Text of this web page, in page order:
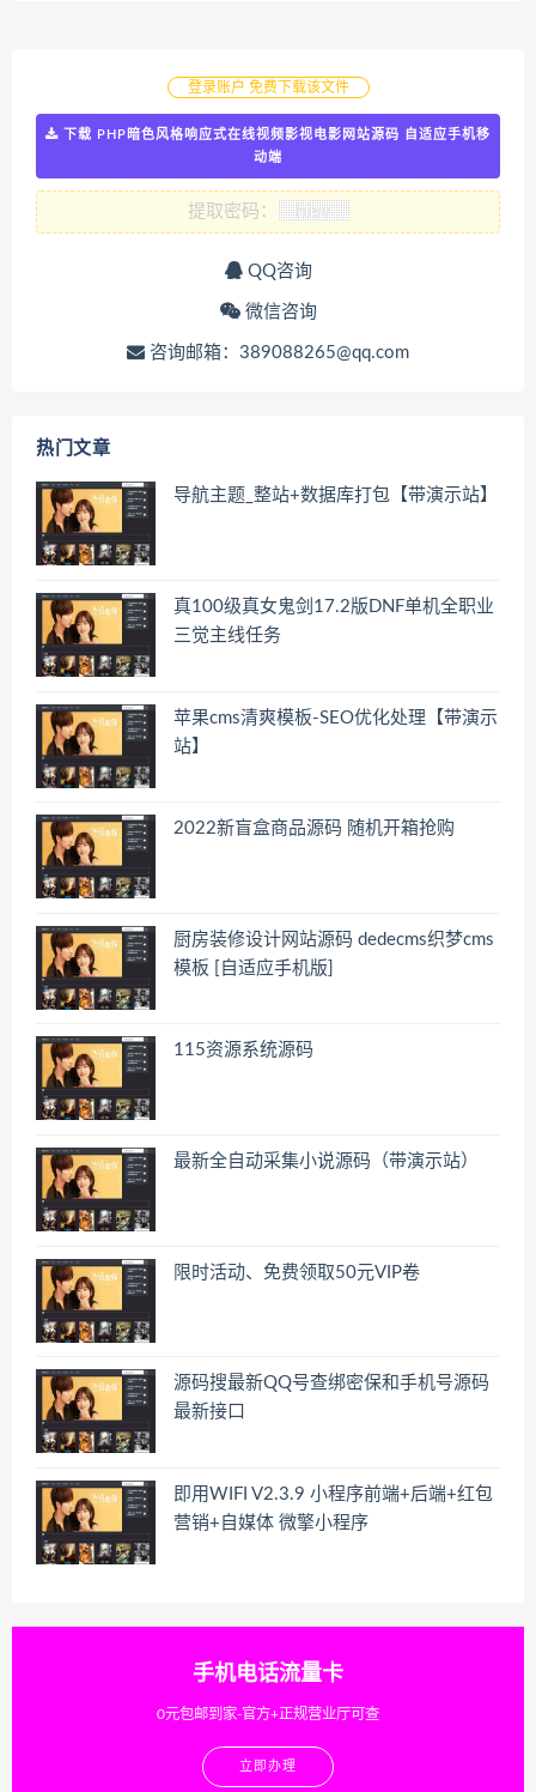
登录账户 免费下载该文件
下载 PHP暗色风格响应式在线视频影视电影网站源码 自适应手机移
动端
提取密码：
QQ咨询
微信咨询
咨询邮箱：389088265@qq.com
热门文章
导航主题_整站+数据库打包【带演示站】
真100级真女鬼剑17.2版DNF单机全职业
三觉主线任务
苹果cms清爽模板-SEO优化处理【带演示
站】
2022新盲盒商品源码 随机开箱抢购
厨房装修设计网站源码 dedecms织梦cms
模板 [自适应手机版]
115资源系统源码
最新全自动采集小说源码（带演示站）
限时活动、免费领取50元VIP卷
源码搜最新QQ号查绑密保和手机号源码
最新接口
即用WIFI V2.3.9 小程序前端+后端+红包
营销+自媒体 微擎小程序
手机电话流量卡
0元包邮到家-官方+正规营业厅可查
立即办理